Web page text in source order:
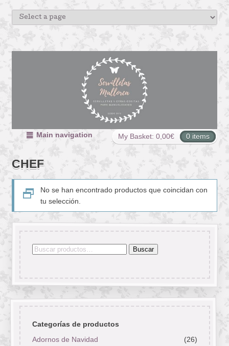
My Basket: 0,00€ 0 items
Main navigation
CHEF
No se han encontrado productos que coincidan con
tu selección.
Buscar
Buscar
Categorías de productos
Adornos de Navidad
(26)